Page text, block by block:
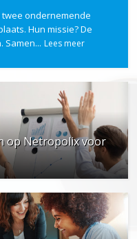
twee ondernemende
Hun missie? De
Samen... Lees meer
op Netropolix voor